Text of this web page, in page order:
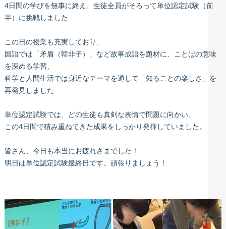
4日間の学びを無事に終え、生徒全員がそろって単位認定試験（前
半）に挑戦しました
この日の授業も充実しており、
国語では「矛盾（韓非子）」など故事成語を題材に、ことばの意味
を深める学習、
科学と人間生活では身近なテーマを通して「知ることの楽しさ」を
再発見しました
単位認定試験では、どの生徒も真剣な表情で問題に向かい、
この4日間で積み重ねてきた成果をしっかり発揮していました。
皆さん、今日も本当にお疲れさまでした！
明日は単位認定試験最終日です。頑張りましょう！